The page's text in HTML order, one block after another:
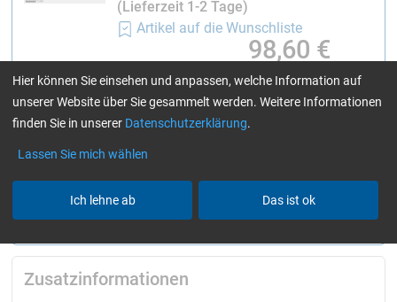
(Lieferzeit 1-2 Tage)
Artikel auf die Wunschliste
98,60 €
Staffelpreise
-
alle Preiseinkl. 19% MwSt, ggf. zzgl.Frachtkosten
Zusatzinformationen
Hier können Sie einsehen und anpassen, welche Information auf
unserer Website über Sie gesammelt werden. Weitere Informationen
finden Sie in unserer Datenschutzerklärung.
Lassen Sie mich wählen
Ich lehne ab Das ist ok